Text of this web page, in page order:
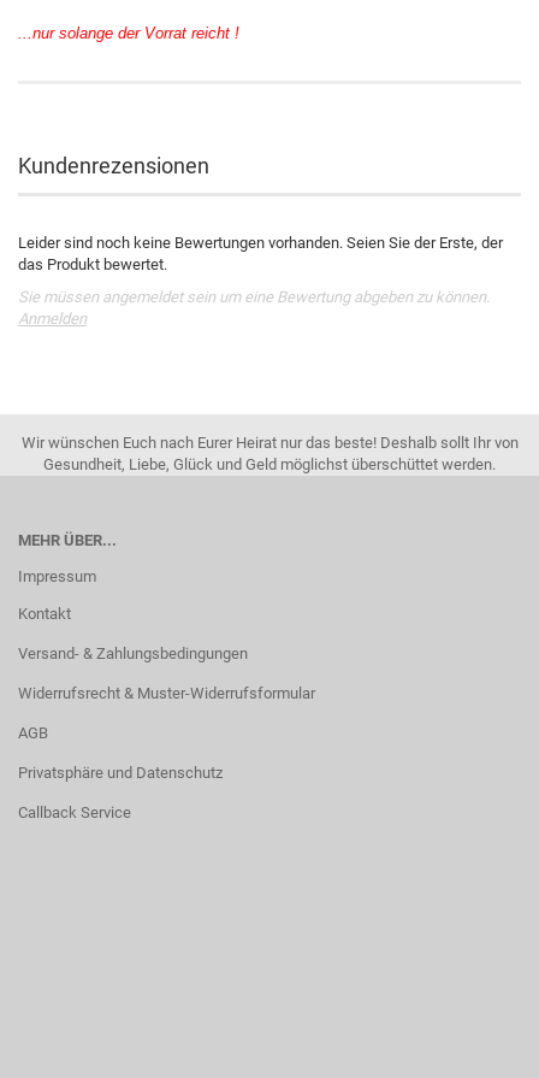
...nur solange der Vorrat reicht !
Kundenrezensionen
Leider sind noch keine Bewertungen vorhanden. Seien Sie der Erste, der
das Produkt bewertet.
Sie müssen angemeldet sein um eine Bewertung abgeben zu können.
Anmelden
Wir wünschen Euch nach Eurer Heirat nur das beste! Deshalb sollt Ihr von
Gesundheit, Liebe, Glück und Geld möglichst überschüttet werden.
MEHR ÜBER...
Impressum
Kontakt
Versand- & Zahlungsbedingungen
Widerrufsrecht & Muster-Widerrufsformular
AGB
Privatsphäre und Datenschutz
Callback Service